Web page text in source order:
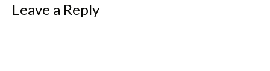
Leave a Reply